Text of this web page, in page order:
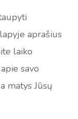
aprašius
laiko
savo
matys Jūsų